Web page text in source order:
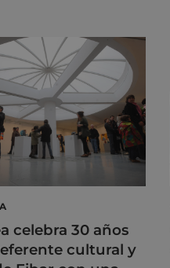
celebra 30 años
cultural y